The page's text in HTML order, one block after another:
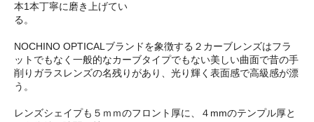
本1本丁寧に磨き上げてい
る。
NOCHINO OPTICALブランドを象徴する２カーブレンズはフラ
ットでもなく一般的なカーブタイプでもない美しい曲面で昔の手
削りガラスレンズの名残りがあり、光り輝く表面感で高級感が漂
う。
レンズシェイプも５ｍｍのフロント厚に、４mmのテンプル厚と